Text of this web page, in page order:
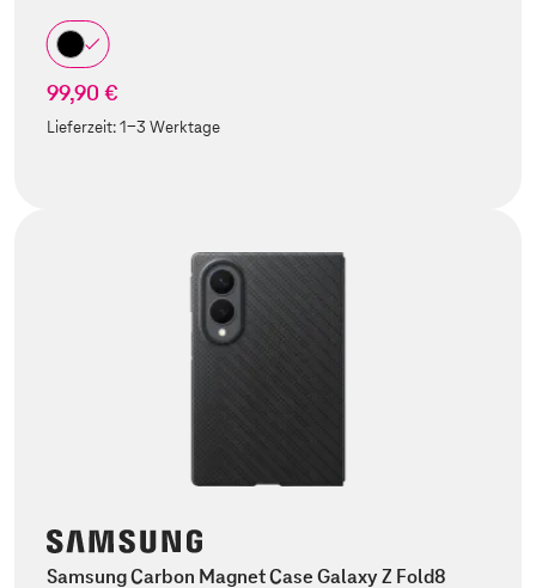
99,90 €
Lieferzeit:1-3 Werktage
Samsung Carbon Magnet Case Galaxy Z Fold8